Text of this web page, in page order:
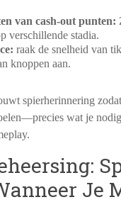
van cash‑out punten:
verschillende stadia.
raak de snelheid van
knoppen aan.
spierherinnering
wat je
Je